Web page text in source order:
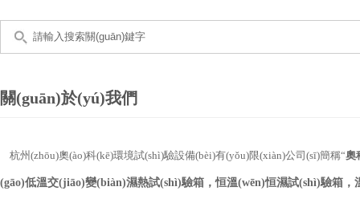
關(guān)於(yú)我們
杭州(zhōu)奧(ào)科(kē)環境試(shì)驗設備(bèi)有(yǒu)限(xiàn)公司(sī)簡稱“奧
(gāo)低溫交(jiāo)變(biàn)濕熱試(shì)驗箱，恒溫(wēn)恒濕試(shì)驗箱